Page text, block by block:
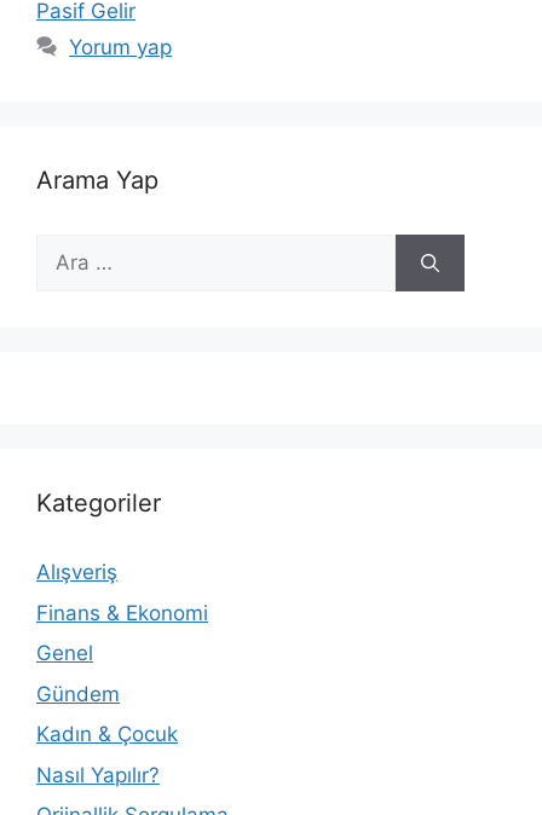
Pasif Gelir
Yorum yap
Arama Yap
için
Kategoriler
Alışveriş
Finans & Ekonomi
Genel
Gündem
Kadın & Çocuk
Nasıl Yapılır?